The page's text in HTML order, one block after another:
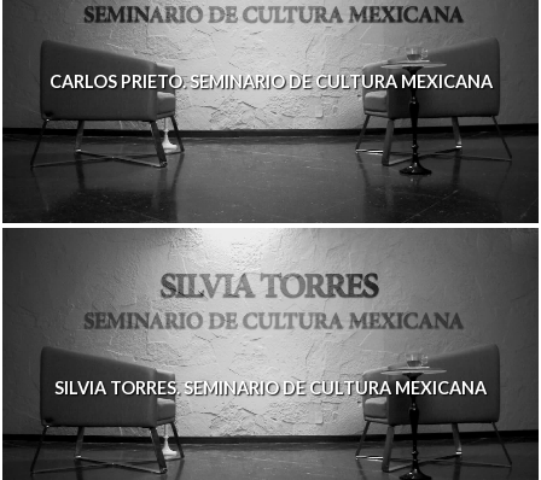
CARLOS PRIETO. SEMINARIO DE CULTURA MEXICANA
SILVIA TORRES. SEMINARIO DE CULTURA MEXICANA